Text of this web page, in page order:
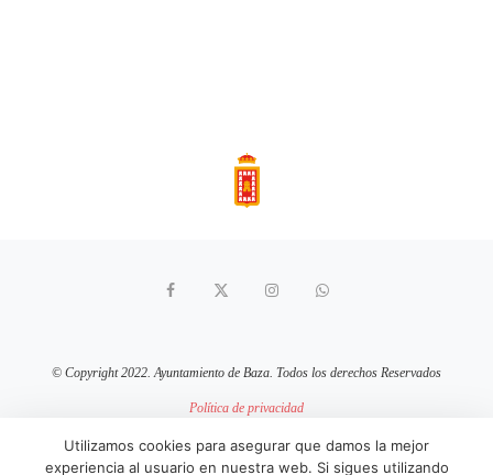
© Copyright 2022. Ayuntamiento de Baza. Todos los derechos Reservados
Política de privacidad
Política de cookies
Utilizamos cookies para asegurar que damos la mejor
experiencia al usuario en nuestra web. Si sigues utilizando